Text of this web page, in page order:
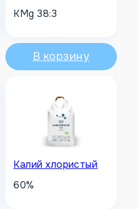
KMg 38:3
В корзину
Калий хлористый
60%